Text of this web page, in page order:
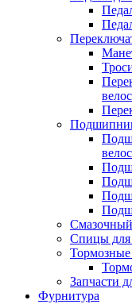
Смазочный
Спицы для
Тормозные
Запчасти
Фурнитура